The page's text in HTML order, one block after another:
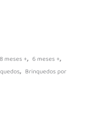
meses +, 6 meses +,
, Brinquedos por